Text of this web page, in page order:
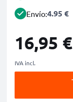
Envío:4.95 €
16,95 €
IVA incl.